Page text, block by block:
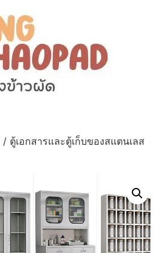
/ ตู้เอกสารและตู้เก็บของสแตนเลส